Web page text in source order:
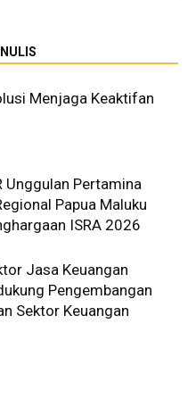
Menjaga Keaktifan
Unggulan Pertamina
Papua Maluku
ISRA 2026
Jasa Keuangan
Pengembangan
Sektor Keuangan